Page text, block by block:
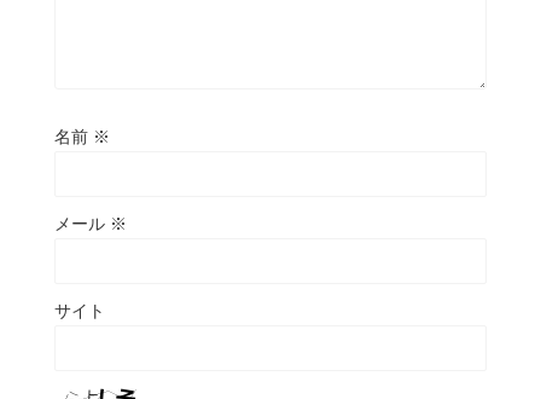
名前 ※
メール ※
サイト